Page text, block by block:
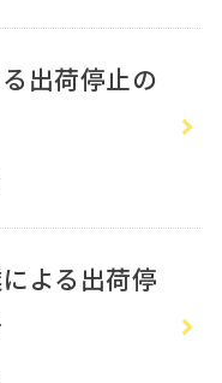
出荷停止の
よる出荷停